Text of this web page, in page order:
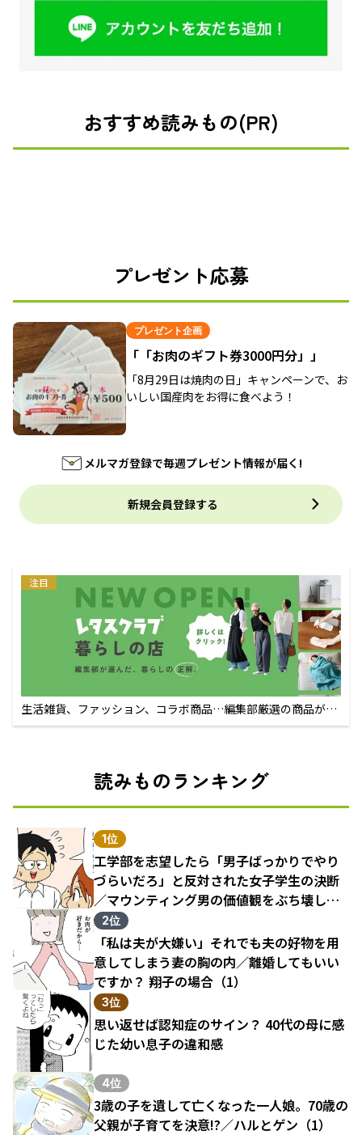
おすすめ読みもの(PR)
プレゼント応募
プレゼント企画
「「お肉のギフト券3000円分」」
「8月29日は焼肉の日」キャンペーンで、お
いしい国産肉をお得に食べよう！
メルマガ登録で毎週プレゼント情報が届く!
新規会員登録する
注目
生活雑貨、ファッション、コラボ商品…編集部厳選の商品が買
えるECサイト
読みものランキング
1位
工学部を志望したら「男子ばっかりでやり
づらいだろ」と反対された女子学生の決断
／マウンティング男の価値観をぶち壊した
結果（1）
2位
「私は夫が大嫌い」それでも夫の好物を用
意してしまう妻の胸の内／離婚してもいい
ですか？ 翔子の場合（1）
3位
思い返せば認知症のサイン？ 40代の母に感
じた幼い息子の違和感
4位
3歳の子を遺して亡くなった一人娘。70歳の
父親が子育てを決意!?／ハルとゲン（1）